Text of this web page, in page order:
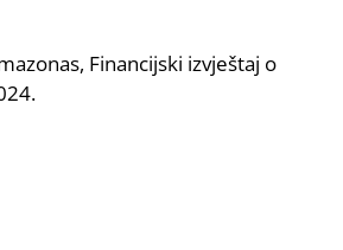
Financijski izvještaj o